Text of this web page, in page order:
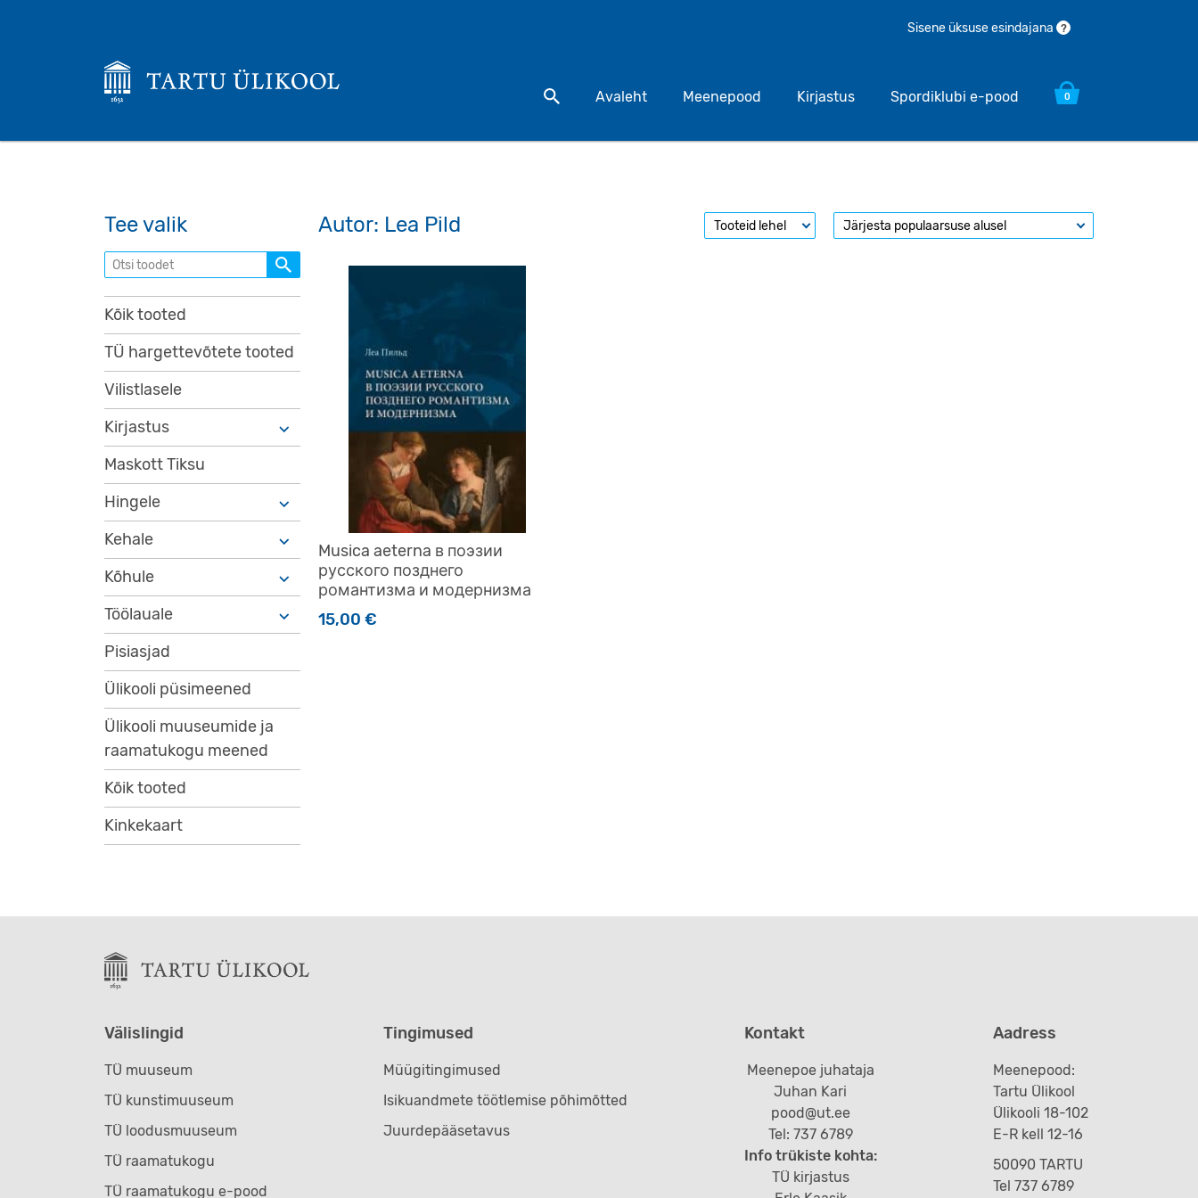
Sisene üksuse esindajana ?
Otsi toodetAvaleht Meenepood Kirjastus Spordiklubi e-pood 0
Tee valik
Otsi toodet
Kõik tooted
TÜ hargettevõtete tooted
Vilistlasele
Kirjastus
Maskott Tiksu
Hingele
Kehale
Kõhule
Töölauale
Pisiasjad
Ülikooli püsimeened
Ülikooli muuseumide ja
raamatukogu meened
Kõik tooted
Kinkekaart
Autor: Lea Pild
Musica aeterna в поэзии
русского позднего
романтизма и модернизма
15,00 €
Välislingid
TÜ muuseum
TÜ kunstimuuseum
TÜ loodusmuuseum
TÜ raamatukogu
TÜ raamatukogu e-pood
Tingimused
Müügitingimused
Isikuandmete töötlemise põhimõtted
Juurdepääsetavus
Kontakt
Meenepoe juhataja
Juhan Kari
pood@ut.ee
Tel: 737 6789
Info trükiste kohta:
TÜ kirjastus
Aadress
Meenepood:
Tartu Ülikool
Ülikooli 18-102
E-R kell 12-16
50090 TARTU
Tel 737 6789